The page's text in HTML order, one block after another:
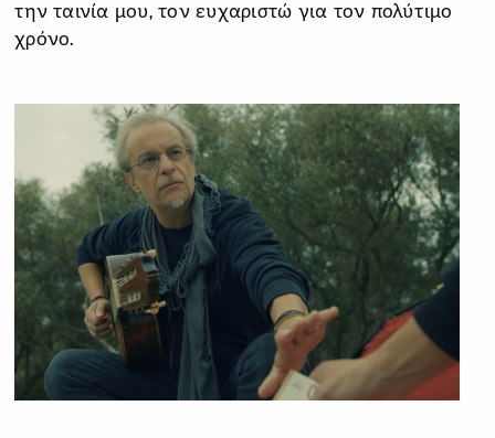
την ταινία μου, τον ευχαριστώ για τον πολύτιμο
χρόνο.